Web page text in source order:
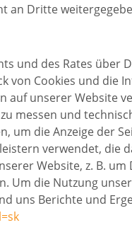
an Dritte
und des Rates über
von Cookies und die
unserer Website
messen und
die Anzeige der
verwendet, die
Website, z. B.
die Nutzung
uns Berichte und